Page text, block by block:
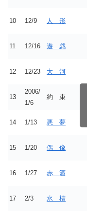
10 12/9 人 形
11 12/16 遊 戯
12 12/23 大 河
13
2006/
1/6
約 束
14 1/13 悪 夢
15 1/20 偶 像
16 1/27 赤 酒
17 2/3 水 槽